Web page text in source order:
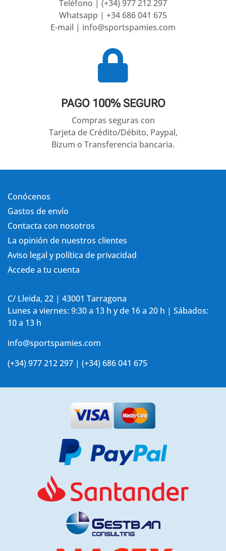
Teléfono | (+34) 977 212 297
Whatsapp | +34 686 041 675
E-mail | info@sportspamies.com

PAGO 100% SEGURO
Compras seguras con
Tarjeta de Crédito/Débito, Paypal,
Bizum o Transferencia bancaria.
Conócenos
Gastos de envío
Contacta con nosotros
La opinión de nuestros clientes
Aviso legal y política de privacidad
Accede a tu cuenta
C/ Lleida, 22 | 43001 Tarragona
Lunes a viernes: 9:30 a 13 h y de 16 a 20 h | Sábados:
10 a 13 h
info@sportspamies.com
(+34) 977 212 297 | (+34) 686 041 675